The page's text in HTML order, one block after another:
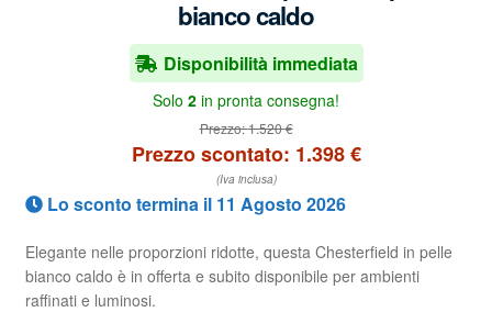
bianco caldo
Disponibilità immediata
Solo 2 in pronta consegna!
Prezzo:1.520€
Prezzo scontato: 1.398€
(Iva inclusa)
Lo sconto termina il 11 Agosto 2026
Elegante nelle proporzioni ridotte, questa Chesterfield in pelle
bianco caldo è in offerta e subito disponibile per ambienti
raffinati e luminosi.